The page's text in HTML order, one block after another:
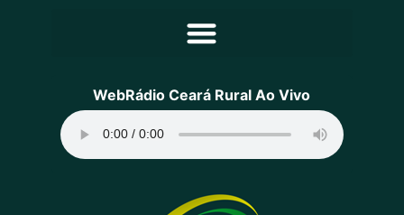
Principal
Programação
Equipe
WebRádio Ceará Rural Ao Vivo